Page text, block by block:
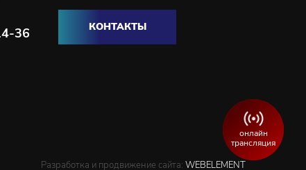
36 КОНТАКТЫ
Разработка и продвижение сайта: WEBELEMENT
онлайн
трансляция